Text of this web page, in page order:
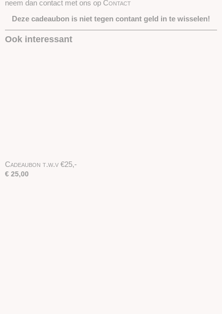
neem dan contact met ons op Contact
Deze cadeaubon is niet tegen contant geld in te wisselen!
Ook interessant
Cadeaubon t.w.v €25,-
€ 25,00